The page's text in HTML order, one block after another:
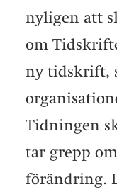
nyligen att
om
ny tidskrift,
Tidningen
tar grepp
förändring.